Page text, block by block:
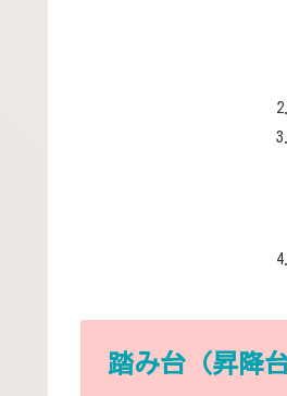
踏み台（昇降